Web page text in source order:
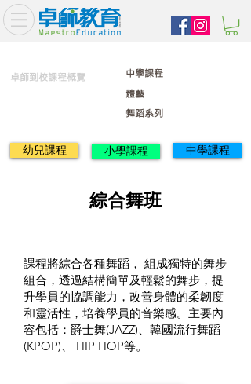
卓師到校課程概覽
體藝
舞蹈系列
中學課程
幼兒課程 小學課程 中學課程
課程將綜合各種舞蹈， 組成獨特的舞步
組合，透過結構簡單及輕鬆的舞步，提
升學員的協調能力，改善身體的柔韌度
和靈活性，培養學員的音樂感。主要內
容包括：爵士舞(JAZZ)、韓國流行舞蹈
(KPOP)、 HIP HOP等。
綜合舞班